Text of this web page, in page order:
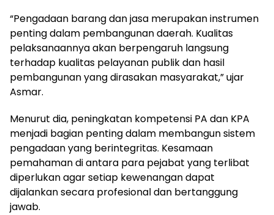
“Pengadaan barang dan jasa merupakan instrumen
penting dalam pembangunan daerah. Kualitas
pelaksanaannya akan berpengaruh langsung
terhadap kualitas pelayanan publik dan hasil
pembangunan yang dirasakan masyarakat,” ujar
Asmar.
Menurut dia, peningkatan kompetensi PA dan KPA
menjadi bagian penting dalam membangun sistem
pengadaan yang berintegritas. Kesamaan
pemahaman di antara para pejabat yang terlibat
diperlukan agar setiap kewenangan dapat
dijalankan secara profesional dan bertanggung
jawab.